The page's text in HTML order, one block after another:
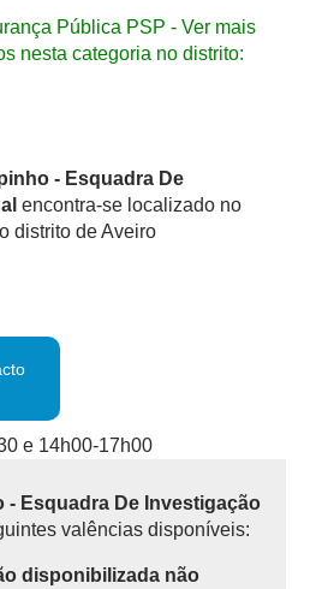
Pública PSP - Ver mais
nesta categoria no distrito:
- Esquadra De
encontra-se localizado no
distrito de Aveiro
e 14h00-17h00
- Esquadra De Investigação
valências disponíveis:
disponibilizada não